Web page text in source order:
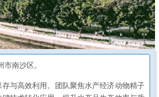
南沙区。
与高效利用。团队聚焦水产经济动物精子